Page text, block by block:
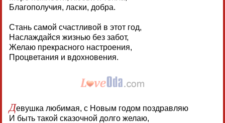
Благополучия, ласки, добра.
Стань самой счастливой в этот год,
Наслаждайся жизнью без забот,
Желаю прекрасного настроения,
Процветания и вдохновения.
Девушка любимая, с Новым годом поздравляю
И быть такой сказочной долго желаю,